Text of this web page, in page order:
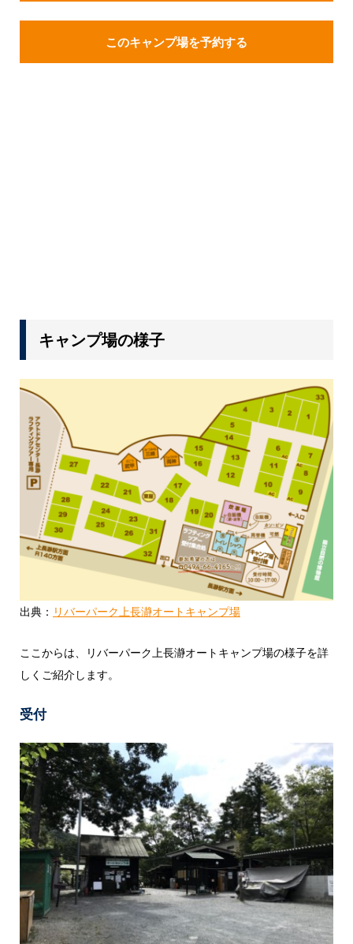
このキャンプ場を予約する
キャンプ場の様子
出典： リバーパーク上長瀞オートキャンプ場
ここからは、リバーパーク上長瀞オートキャンプ場の様子を詳
しくご紹介します。
受付